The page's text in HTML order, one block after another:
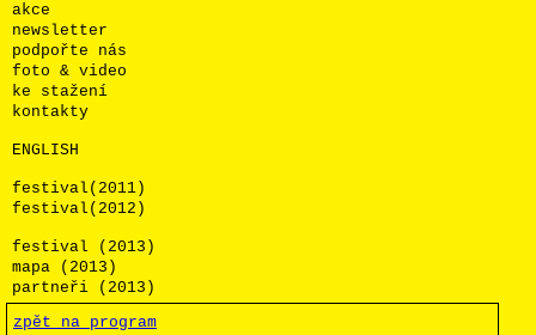
akce
newsletter
podpořte nás
foto & video
ke stažení
kontakty
ENGLISH
festival(2011)
festival(2012)
festival (2013)
mapa (2013)
partneři (2013)
zpět na program